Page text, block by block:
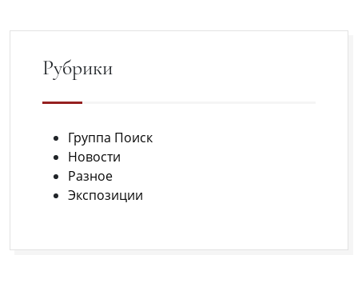
открыта.
Рубрики
Группа Поиск
Новости
Разное
Экспозиции